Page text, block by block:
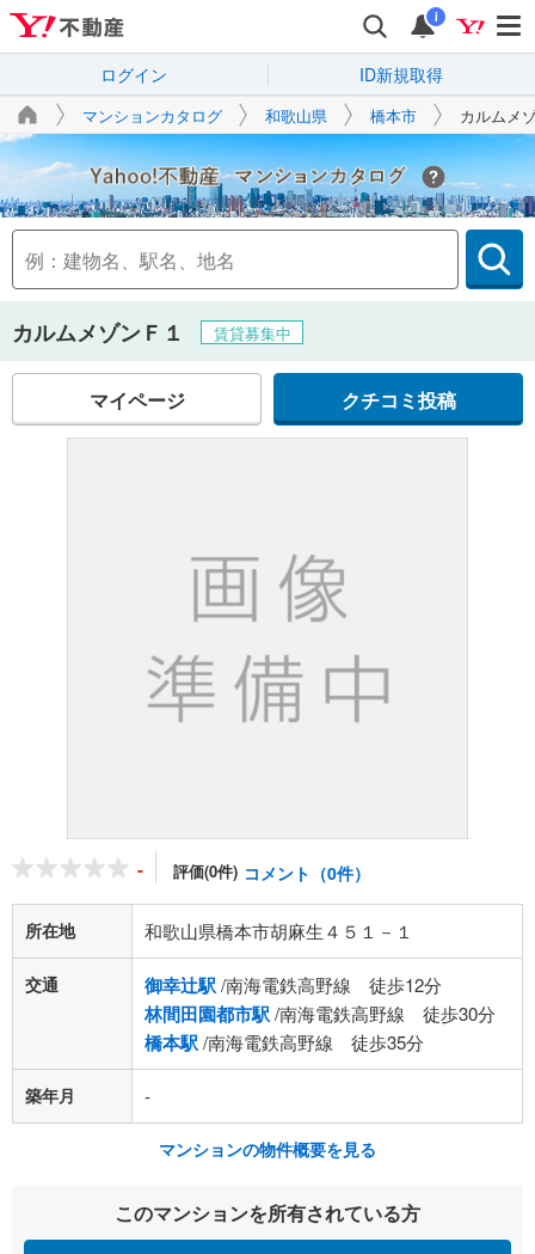
i
ログイン ID新規取得
マンションカタログ 和歌山県 橋本市 カルムメ
Yahoo!不動産
カルムメゾンＦ１ 賃貸募集中
マイページ クチコミ投稿
- 評価(0件) コメント（0件）
所在地 和歌山県橋本市胡麻生４５１－１
交通 御幸辻駅/南海電鉄高野線 徒歩12分
林間田園都市駅/南海電鉄高野線 徒歩30分
橋本駅/南海電鉄高野線 徒歩35分
築年月 -
マンションの物件概要を見る
このマンションを所有されている方